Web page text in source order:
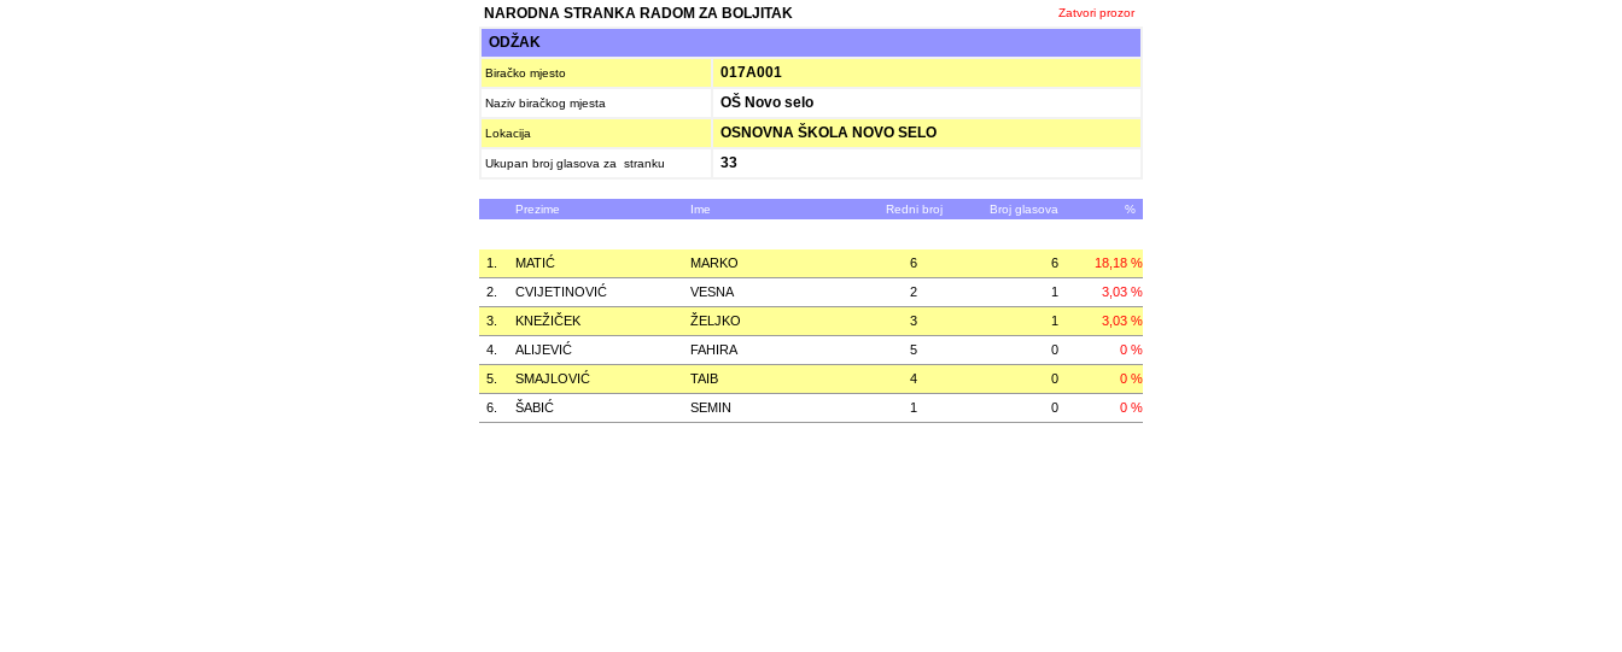
NARODNA STRANKA RADOM ZA BOLJITAK Zatvori prozor
ODŽAK
Biračko mjesto 017A001
Naziv biračkog mjesta OŠ Novo selo
Lokacija OSNOVNA ŠKOLA NOVO SELO
Ukupan broj glasova za stranku 33
Prezime Ime Redni broj Broj glasova %
1. MATIĆ MARKO 6 6
18,18 %
2.
CVIJETINOVIĆ VESNA 2 1
3,03 %
3.
KNEŽIČEK ŽELJKO 3 1
3,03 %
4.
ALIJEVIĆ FAHIRA 5 0
0 %
5.
SMAJLOVIĆ TAIB 4 0
0 %
6.
ŠABIĆ SEMIN 1 0 0 %